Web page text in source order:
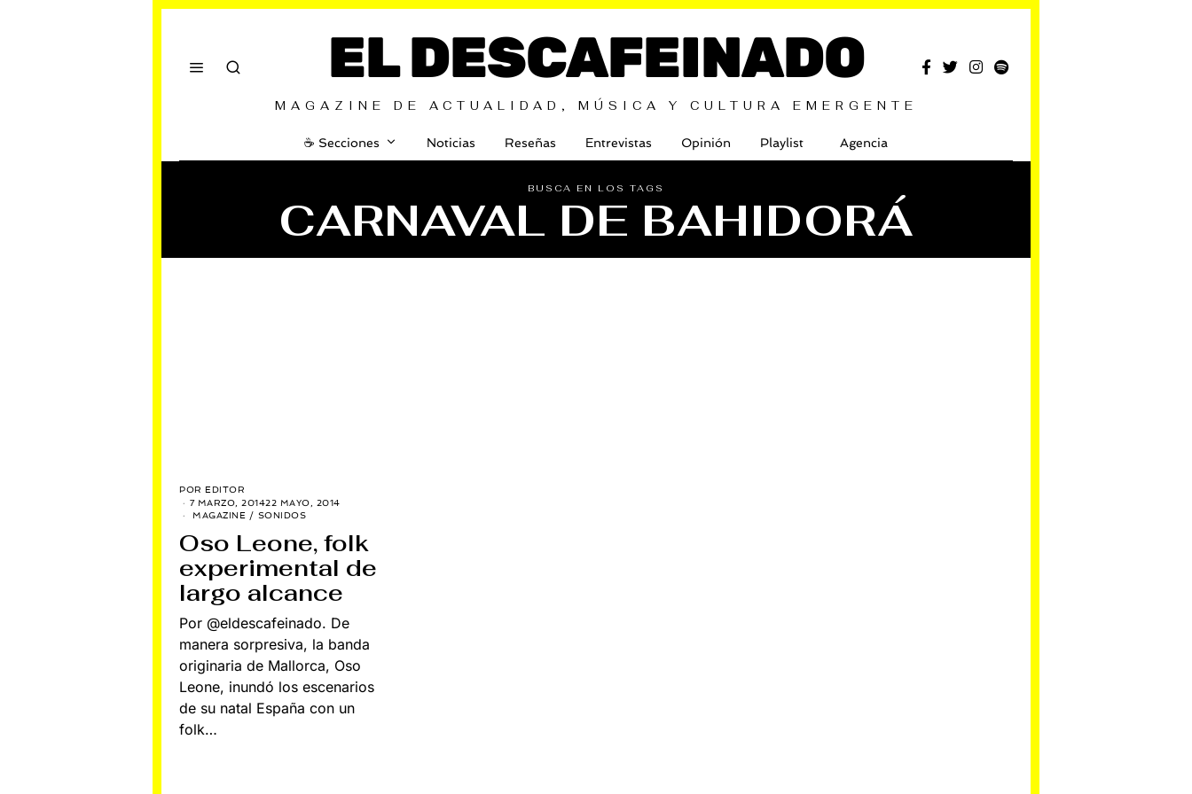
EL DESCAFEINADO
MAGAZINE DE ACTUALIDAD, MÚSICA Y CULTURA EMERGENTE
☕️ Secciones Noticias Reseñas Entrevistas Opinión Playlist Agencia
BUSCA EN LOS TAGS
CARNAVAL DE BAHIDORÁ
POR EDITOR
7 MARZO, 201422 MAYO, 2014
MAGAZINE / SONIDOS
Oso Leone, folk
experimental de
largo alcance
Por @eldescafeinado. De
manera sorpresiva, la banda
originaria de Mallorca, Oso
Leone, inundó los escenarios
de su natal España con un
folk…